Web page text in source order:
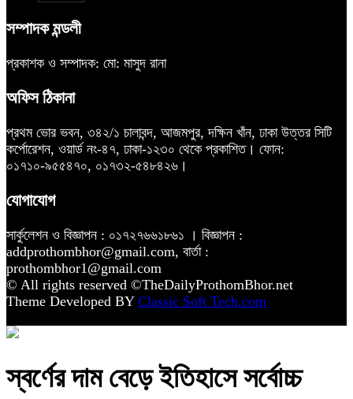
সম্পাদক মন্ডলী
প্রকাশক ও সম্পাদক: মো: মাসুদ রানা
অফিস ঠিকানা
প্রথম ভোর ভবন, ৩৪২/১ চালাবন্দ, আজমপুর, দক্ষিন খাঁন, ঢাকা উত্তর সিটি
কর্পোরেশন, ওয়ার্ড নং-৪৭, ঢাকা-১২৩০ থেকে প্রকাশিত। ফোন:
০১৭১০-৯৫৫৪৭০, ০১৭৩২-৫৪৮৪২৬।
যোগাযোগ
সার্কুলেশন ও বিজ্ঞাপন : ০১৭২৭৬৬১৮৬১ । বিজ্ঞাপন :
addprothombhor@gmail.com, বার্তা :
prothombhor1@gmail.com
© All rights reserved ©TheDailyProthomBhor.net
Theme Developed BY Classic Soft Tech.com
স্বর্ণের দাম বেড়ে ইতিহাসে সর্বোচ্চ